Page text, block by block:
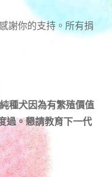
謝你的支持。所有捐
種犬因為有繁殖價值
過。懇請教育下一代